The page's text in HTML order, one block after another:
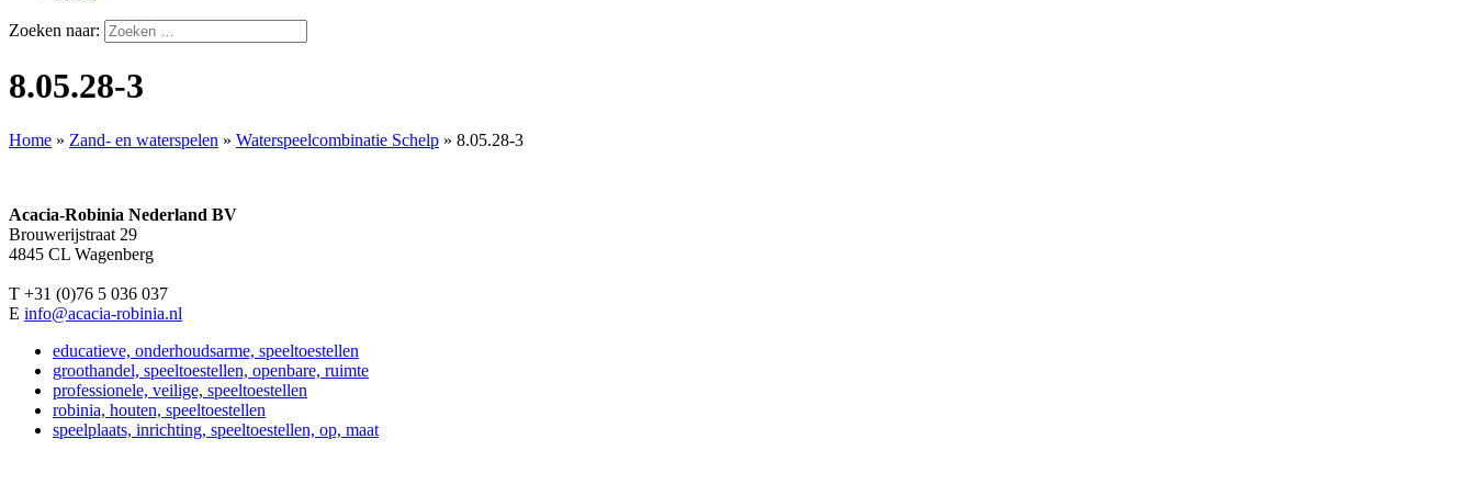
Zoeken naar:
8.05.28-3
Home » Zand- en waterspelen » Waterspeelcombinatie Schelp » 8.05.28-3
Acacia-Robinia Nederland BV
Brouwerijstraat 29
4845 CL Wagenberg
T +31 (0)76 5 036 037
E info@acacia-robinia.nl
educatieve, onderhoudsarme, speeltoestellen
groothandel, speeltoestellen, openbare, ruimte
professionele, veilige, speeltoestellen
robinia, houten, speeltoestellen
speelplaats, inrichting, speeltoestellen, op, maat